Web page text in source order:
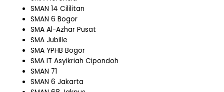
SMAN 14 Cililitan
SMAN 6 Bogor
SMA Al-Azhar Pusat
SMA Jubille
SMA YPHB Bogor
SMA IT Asyikriah Cipondoh
SMAN 71
SMAN 6 Jakarta